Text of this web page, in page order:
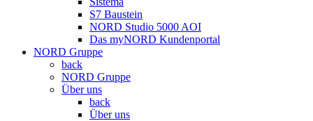
S7 Baustein
NORD Studio 5000 AOI
Das myNORD Kundenportal
NORD Gruppe
back
NORD Gruppe
Über uns
back
Über uns